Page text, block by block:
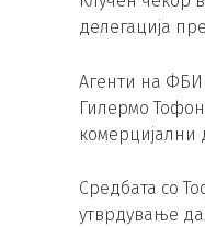
делегација
Агенти на ФБИ
Гилермо
Средбата со
утврдување